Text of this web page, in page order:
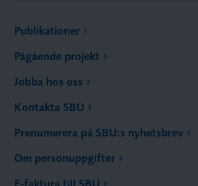
Publikationer
Pågående projekt
Jobba hos oss
Kontakta SBU
Prenumerera på SBU:s nyhetsbrev
Om personuppgifter